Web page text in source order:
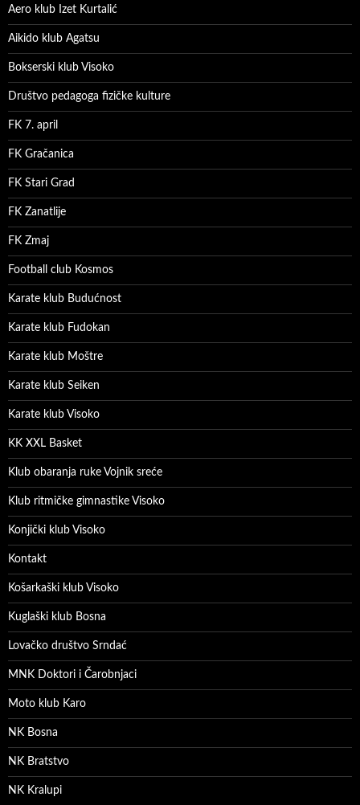
Aero klub Izet Kurtalić
Aikido klub Agatsu
Bokserski klub Visoko
Društvo pedagoga fizičke kulture
FK 7. april
FK Gračanica
FK Stari Grad
FK Zanatlije
FK Zmaj
Football club Kosmos
Karate klub Budućnost
Karate klub Fudokan
Karate klub Moštre
Karate klub Seiken
Karate klub Visoko
KK XXL Basket
Klub obaranja ruke Vojnik sreće
Klub ritmičke gimnastike Visoko
Konjički klub Visoko
Kontakt
Košarkaški klub Visoko
Kuglaški klub Bosna
Lovačko društvo Srndać
MNK Doktori i Čarobnjaci
Moto klub Karo
NK Bosna
NK Bratstvo
NK Kralupi